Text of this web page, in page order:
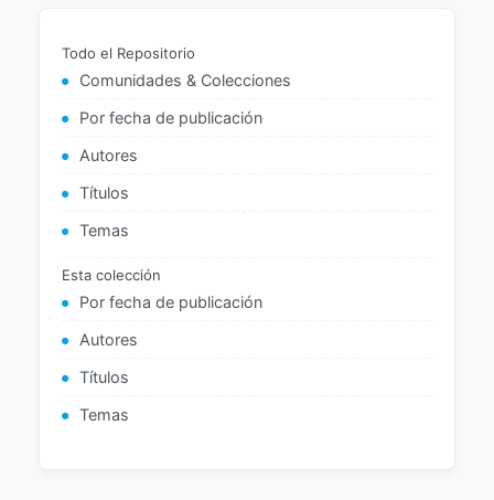
Todo el Repositorio
Comunidades & Colecciones
Por fecha de publicación
Autores
Títulos
Temas
Esta colección
Por fecha de publicación
Autores
Títulos
Temas